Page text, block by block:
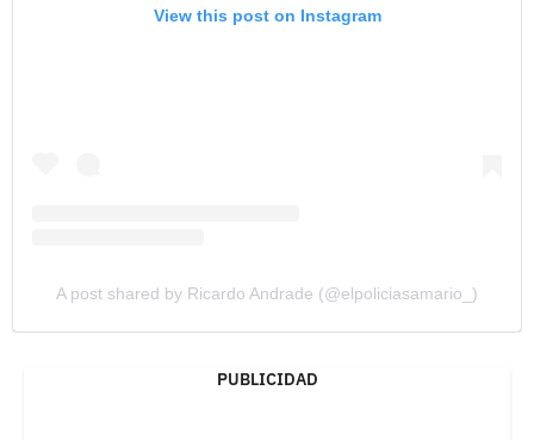
View this post on Instagram
A post shared by Ricardo Andrade (@elpoliciasamario_)
PUBLICIDAD